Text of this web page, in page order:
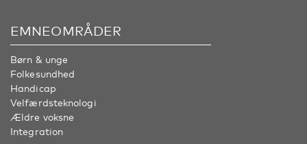
EMNEOMRÅDER
Børn & unge
Folkesundhed
Handicap
Velfærdsteknologi
Ældre voksne
Integration